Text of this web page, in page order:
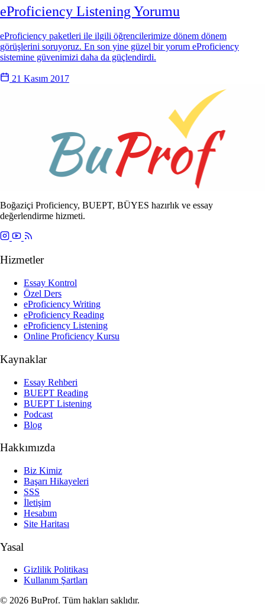
eProficiency Listening Yorumu
eProficiency paketleri ile ilgili öğrencilerimize dönem dönem
görüşlerini soruyoruz. En son yine güzel bir yorum eProficiency
sistemine güvenimizi daha da güçlendirdi.
21 Kasım 2017
Boğaziçi Proficiency, BUEPT, BÜYES hazırlık ve essay
değerlendirme hizmeti.
Hizmetler
Essay Kontrol
Özel Ders
eProficiency Writing
eProficiency Reading
eProficiency Listening
Online Proficiency Kursu
Kaynaklar
Essay Rehberi
BUEPT Reading
BUEPT Listening
Podcast
Blog
Hakkımızda
Biz Kimiz
Başarı Hikayeleri
SSS
İletişim
Hesabım
Site Haritası
Yasal
Gizlilik Politikası
Kullanım Şartları
© 2026 BuProf. Tüm hakları saklıdır.